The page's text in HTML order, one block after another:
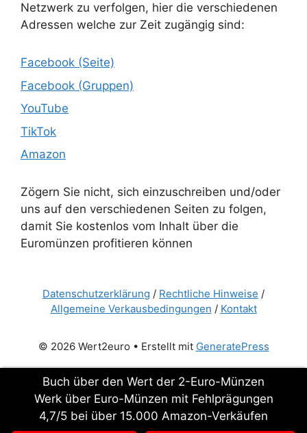
Netzwerk zu verfolgen, hier die verschiedenen
Adressen welche zur Zeit zugängig sind:
Facebook (Seite)
Facebook (Gruppen)
YouTube
TikTok
Amazon
Zögern Sie nicht, sich einzuschreiben und/oder
uns auf den verschiedenen Seiten zu folgen,
damit Sie kostenlos vom Inhalt über die
Euromünzen profitieren können
Datenschutzerklärung / Rechtliche Hinweise /
Allgemeine Verkausbedingungen / Kontakt
© 2026 Wert2euro • Erstellt mit GeneratePress
Buch über den Wert der 2-Euro-Münzen
Werk über Euro-Münzen mit Fehlprägungen
4,7/5 bei über 15.000 Amazon-Verkäufen